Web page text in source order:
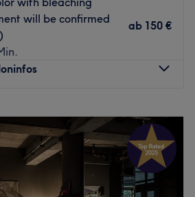
im Umgang mit allen
mit viel Geduld und
für eine entspannte
nehmen sich Zeit für eine
damit sich jeder in der Familie
herzlich, unkompliziert.
klassische Herren-Styles,
zur Salonansicht
will be confirmed
ab 150 €
10:00
20:00
10:00 –20:00
10:00–20:00
–
20:00
10:00 –18:00